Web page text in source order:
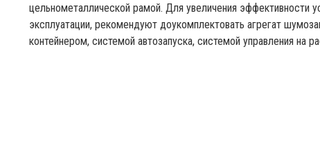
цельнометаллической рамой. Для увеличения эффективности
эксплуатации, рекомендуют доукомплектовать агрегат
контейнером, системой автозапуска, системой управления на